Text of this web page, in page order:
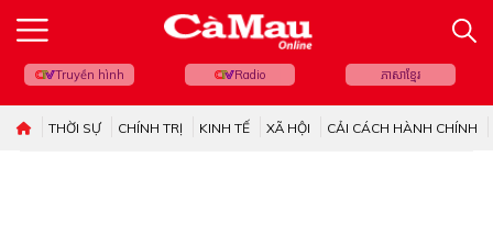
Truyền hình Radio ភាសាខ្មែរ
THỜI SỰ CHÍNH TRỊ KINH TẾ XÃ HỘI CẢI CÁCH HÀNH CHÍNH